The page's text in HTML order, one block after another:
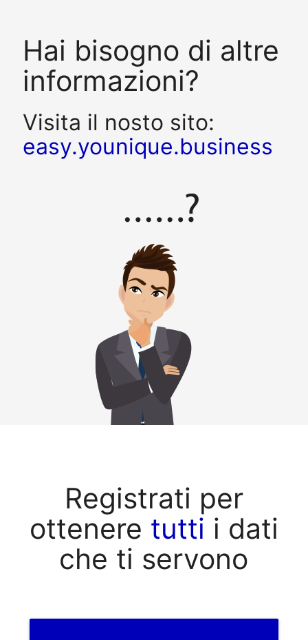
Hai bisogno di altre
informazioni?
Visita il nosto sito:
easy.younique.business
Registrati per
ottenere tutti i dati
che ti servono